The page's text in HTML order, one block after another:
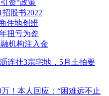
资“政策
股书2022
住地创维
扭亏为盈
机构注入金
连挂3宗宅地，5月土拍要
！本人回应：“困难远不止